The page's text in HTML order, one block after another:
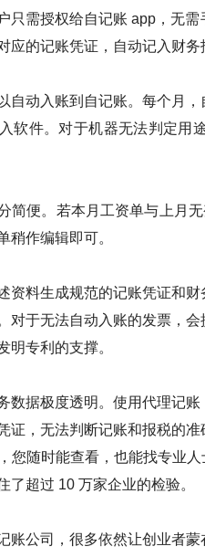
只需授权给自记账 app，无
应的记账凭证，自动记入财务
自动入账到自记账。每个月
软件。对于机器无法判定用
简便。若本月工资单与上月
稍作编辑即可。
资料生成规范的记账凭证和
对于无法自动入账的发票，
明专利的支撑。
数据极度透明。使用代理记
证，无法判断记账和报税的
您随时能查看，也能找专业
了超过 10 万家企业的检验。
账公司，很多依然让创业者